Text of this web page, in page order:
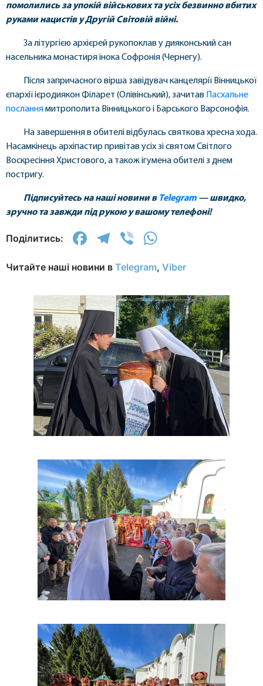
помолились за упокій військових та усіх безвинно вбитих
руками нацистів у Другій Світовій війні.
За літургією архієрей рукопоклав у дияконський сан
насельника монастиря інока Софронія (Чернегу).
Після запричасного вірша завідувач канцелярії Вінницької
єпархії ієродиякон Філарет (Олівінський), зачитав
Пасхальне
посланнямитрополита Вінницького і Барського Варсонофія.
На завершення в обителі відбулась святкова хресна хода.
Насамкінець архіпастир привітав усіх зі святом Світлого
Воскресіння Христового, а також ігумена обителі з днем
постригу.
Підписуйтесь на наші новини в Telegram — швидко,
зручно та завжди під рукою у вашому телефоні!
Поділитись: Facebook
Telegram
Viber
Читайте наші новини в Telegram, Viber